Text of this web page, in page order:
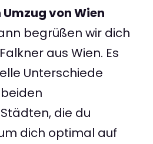
von Wien
begrüßen wir dich
aus Wien. Es
Unterschiede
die du
dich optimal auf